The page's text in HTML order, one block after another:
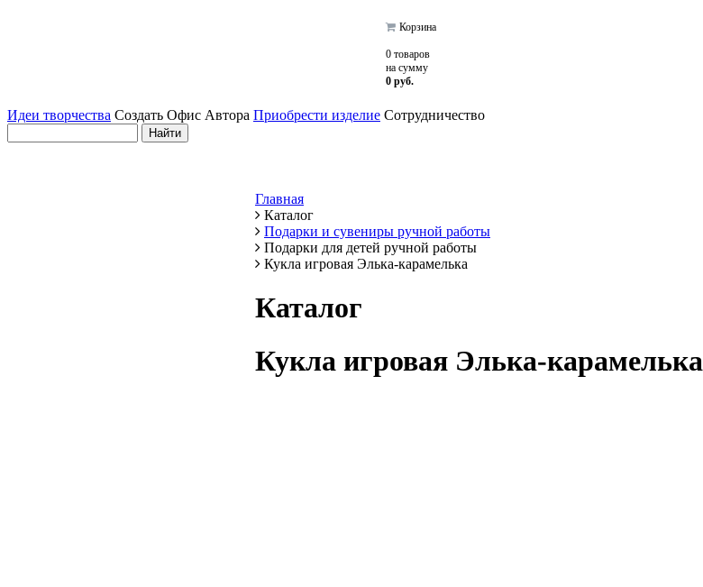
Корзина
0 товаров
на сумму
0 руб.
Идеи творчества Создать Офис Автора Приобрести изделие Сотрудничество
Главная
Каталог
Подарки и сувениры ручной работы
Подарки для детей ручной работы
Кукла игровая Элька-карамелька
Каталог
Кукла игровая Элька-карамелька